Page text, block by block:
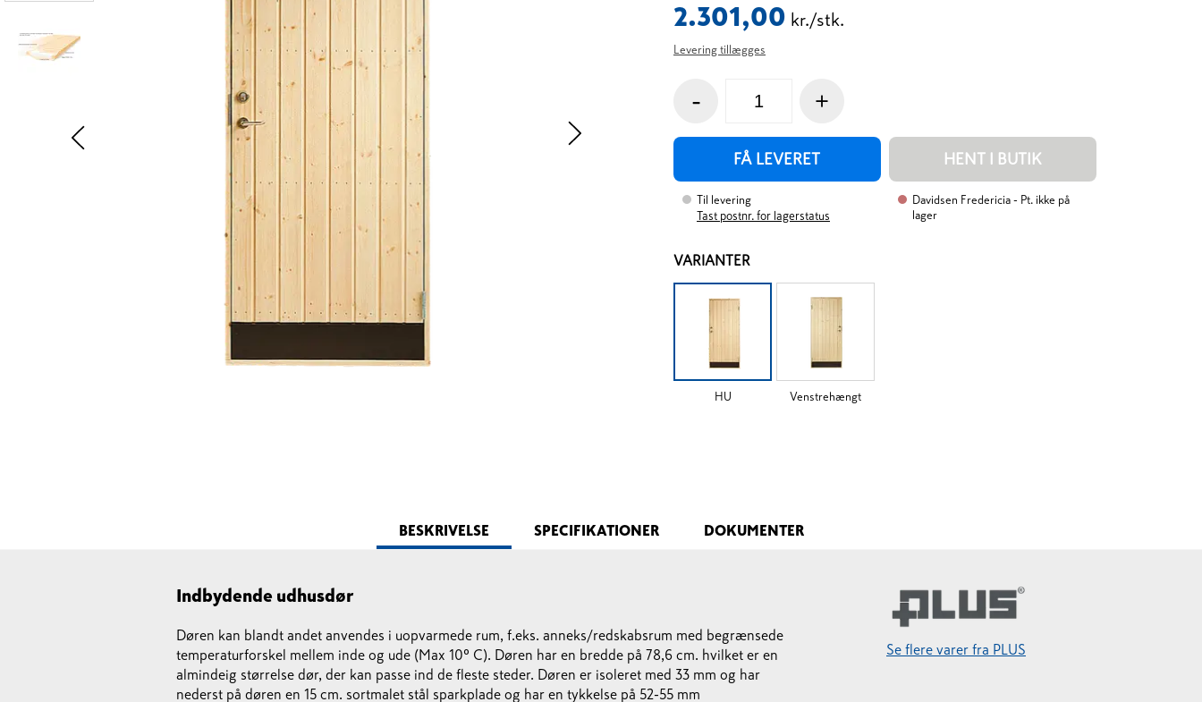
2.301,00 kr./stk.
Levering tillægges
- +
FÅ LEVERET HENT I BUTIK
Til levering
Tast postnr. for lagerstatus
Davidsen Fredericia - Pt. ikke på
lager
VARIANTER
HU Venstrehængt
BESKRIVELSE SPECIFIKATIONER DOKUMENTER
Indbydende udhusdør
Døren kan blandt andet anvendes i uopvarmede rum, f.eks. anneks/redskabsrum med begrænsede
temperaturforskel mellem inde og ude (Max 10º C). Døren har en bredde på 78,6 cm. hvilket er en
almindeig størrelse dør, der kan passe ind de fleste steder. Døren er isoleret med 33 mm og har
nederst på døren en 15 cm. sortmalet stål sparkplade og har en tykkelse på 52-55 mm
Se flere varer fra PLUS